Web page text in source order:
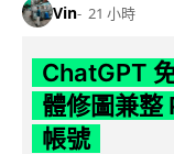
Vin 21 小時
ChatGPT
體修圖兼整
帳號